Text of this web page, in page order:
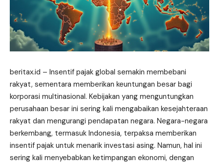
beritax.id – Insentif pajak global semakin membebani
rakyat, sementara memberikan keuntungan besar bagi
korporasi multinasional. Kebijakan yang menguntungkan
perusahaan besar ini sering kali mengabaikan kesejahteraan
rakyat dan mengurangi pendapatan negara. Negara-negara
berkembang, termasuk Indonesia, terpaksa memberikan
insentif pajak untuk menarik investasi asing. Namun, hal ini
sering kali menyebabkan ketimpangan ekonomi, dengan